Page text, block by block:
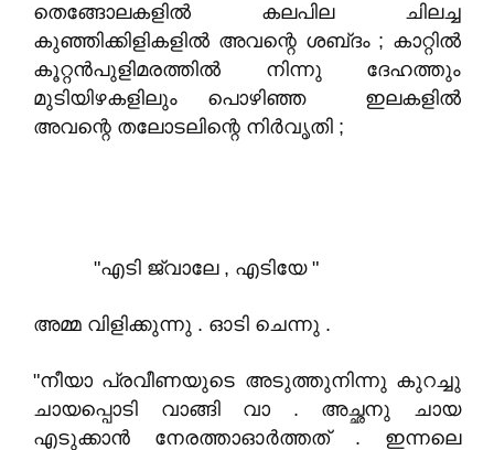
തെങ്ങോലകളിൽ കലപില ചിലച്ച
കുഞ്ഞിക്കിളികളിൽ അവന്റെ ശബ്‌ദം ; കാറ്റിൽ
കൂറ്റൻപുളിമരത്തിൽ നിന്നു ദേഹത്തും
മുടിയിഴകളിലും പൊഴിഞ്ഞ ഇലകളിൽ
അവന്റെ തലോടലിന്റെ നിർവൃതി ;
"എടി ജ്വാലേ , എടിയേ "
അമ്മ വിളിക്കുന്നു . ഓടി ചെന്നു .
"നീയാ പ്രവീണയുടെ അടുത്തുനിന്നു കുറച്ചു
ചായപ്പൊടി വാങ്ങി വാ . അച്ഛനു ചായ
എടുക്കാൻ നേരത്താഓർത്തത് . ഇന്നലെ